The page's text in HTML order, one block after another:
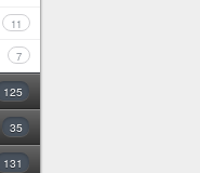
11
7
125
35
131